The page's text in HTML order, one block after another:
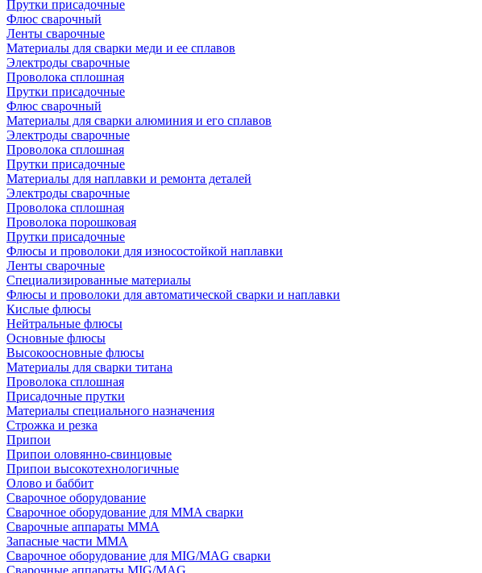
Прутки присадочные
Флюс сварочный
Ленты сварочные
Материалы для сварки меди и ее сплавов
Электроды сварочные
Проволока сплошная
Прутки присадочные
Флюс сварочный
Материалы для сварки алюминия и его сплавов
Электроды сварочные
Проволока сплошная
Прутки присадочные
Материалы для наплавки и ремонта деталей
Электроды сварочные
Проволока сплошная
Проволока порошковая
Прутки присадочные
Флюсы и проволоки для износостойкой наплавки
Ленты сварочные
Специализированные материалы
Флюсы и проволоки для автоматической сварки и наплавки
Кислые флюсы
Нейтральные флюсы
Основные флюсы
Высокоосновные флюсы
Материалы для сварки титана
Проволока сплошная
Присадочные прутки
Материалы специального назначения
Строжка и резка
Припои
Припои оловянно-свинцовые
Припои высокотехнологичные
Олово и баббит
Сварочное оборудование
Сварочное оборудование для MMA сварки
Сварочные аппараты MMA
Запасные части MMA
Сварочное оборудование для MIG/MAG сварки
Сварочные аппараты MIG/MAG